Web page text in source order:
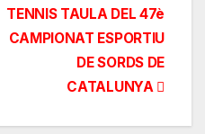
TENNIS TAULA DEL 47è
CAMPIONAT ESPORTIU
DE SORDS DE
CATALUNYA